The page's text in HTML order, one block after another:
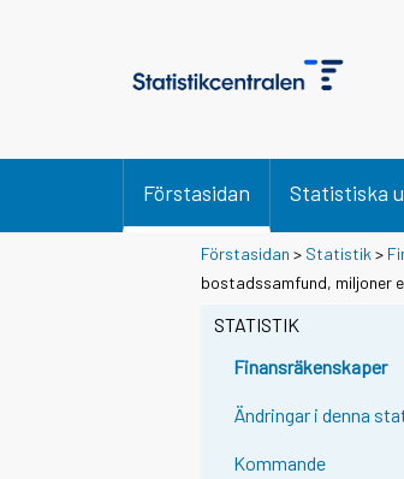
Förstasidan Statistiska
Förstasidan > Statistik >
bostadssamfund, miljoner
STATISTIK
Finansräkenskaper
Ändringar i denna
Kommande